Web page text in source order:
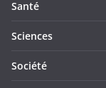
Santé
Sciences
Société